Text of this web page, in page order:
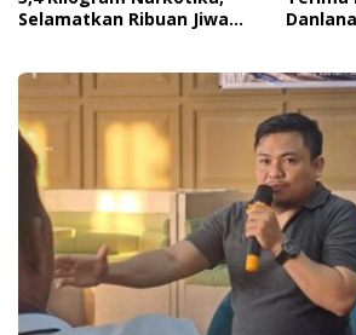
Selamatkan Ribuan Jiwa